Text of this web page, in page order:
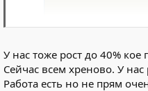
У нас тоже рост до 40%
Сейчас всем хреново. У
Работа есть но не прям